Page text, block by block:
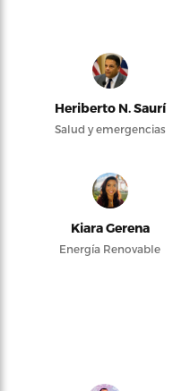
Heriberto N. Saurí
Salud y emergencias
Kiara Gerena
Energía Renovable